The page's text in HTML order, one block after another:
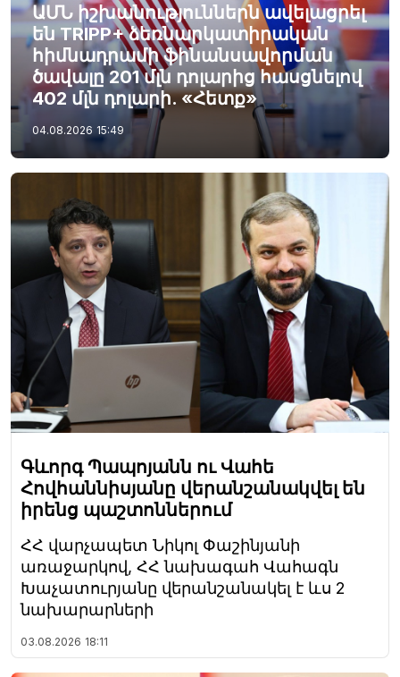
ԱՄՆ իշխանություններն ավելացրել
են TRIPP+ ձեռնարկատիրական
հիմնադրամի ֆինանսավորման
ծավալը 201 մլն դոլարից հասցնելով
402 մլն դոլարի. «Հետք»
04.08.2026 15:49
Գևորգ Պապոյանն ու Վահե
Հովհաննիսյանը վերանշանակվել են
իրենց պաշտոններում
ՀՀ վարչապետ Նիկոլ Փաշինյանի
առաջարկով, ՀՀ նախագահ Վահագն
Խաչատուրյանը վերանշանակել է ևս 2
նախարարների
03.08.2026 18:11